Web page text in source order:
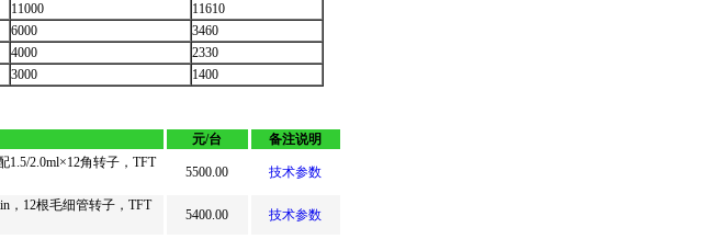
11000
11610
6000
3460
4000
2330
3000 1400
元/台 备注说明
1.5/2.0ml×12角转子，TFT
5500.00 技术参数
，12根毛细管转子，TFT
5400.00 技术参数